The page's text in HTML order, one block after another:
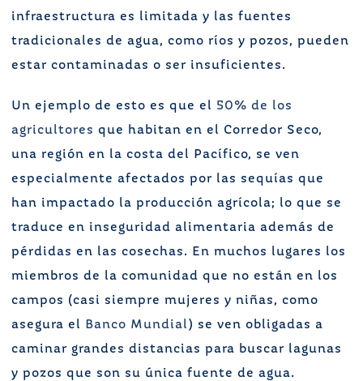
infraestructura es limitada y las fuentes
tradicionales de agua, como ríos y pozos, pueden
estar contaminadas o ser insuficientes.
Un ejemplo de esto es que el 50% de los
agricultores que habitan en el Corredor Seco,
una región en la costa del Pacífico, se ven
especialmente afectados por las sequías que
han impactado la producción agrícola; lo que se
traduce en inseguridad alimentaria además de
pérdidas en las cosechas. En muchos lugares los
miembros de la comunidad que no están en los
campos (casi siempre mujeres y niñas, como
asegura el Banco Mundial ) se ven obligadas a
caminar grandes distancias para buscar lagunas
y pozos que son su única fuente de agua.